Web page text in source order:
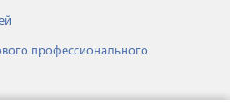
профессионального